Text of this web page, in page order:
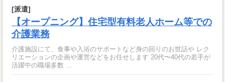
[派遣]
【オープニング】住宅型有料老人ホーム等での
介護業務
介護施設にて、食事や入浴のサポートなど身の回りのお世話や レク
リエーションの企画や運営などをお任せします 20代〜40代の若手が
活躍中の職場多数 ...